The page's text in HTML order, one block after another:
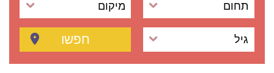
תחום מיקום
גיל חפשו